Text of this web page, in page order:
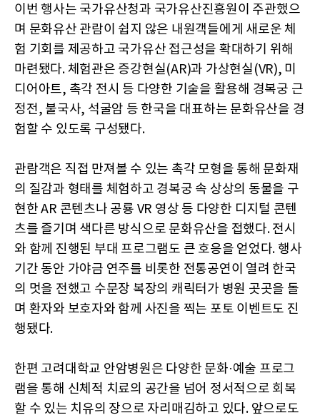
이번 행사는 국가유산청과 국가유산진흥원이 주관했으
며 문화유산 관람이 쉽지 않은 내원객들에게 새로운 체
험 기회를 제공하고 국가유산 접근성을 확대하기 위해
마련됐다. 체험관은 증강현실(AR)과 가상현실(VR), 미
디어아트, 촉각 전시 등 다양한 기술을 활용해 경복궁 근
정전, 불국사, 석굴암 등 한국을 대표하는 문화유산을 경
험할 수 있도록 구성됐다.
관람객은 직접 만져볼 수 있는 촉각 모형을 통해 문화재
의 질감과 형태를 체험하고 경복궁 속 상상의 동물을 구
현한 AR 콘텐츠나 공룡 VR 영상 등 다양한 디지털 콘텐
츠를 즐기며 색다른 방식으로 문화유산을 접했다. 전시
와 함께 진행된 부대 프로그램도 큰 호응을 얻었다. 행사
기간 동안 가야금 연주를 비롯한 전통공연이 열려 한국
의 멋을 전했고 수문장 복장의 캐릭터가 병원 곳곳을 돌
며 환자와 보호자와 함께 사진을 찍는 포토 이벤트도 진
행됐다.
한편 고려대학교 안암병원은 다양한 문화·예술 프로그
램을 통해 신체적 치료의 공간을 넘어 정서적으로 회복
할 수 있는 치유의 장으로 자리매김하고 있다. 앞으로도